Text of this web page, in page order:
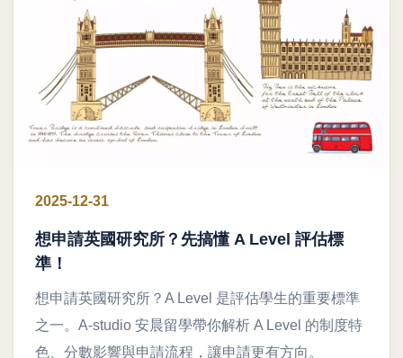
2025-12-31
想申請英國研究所？先搞懂 A Level 評估標
準！
想申請英國研究所？A Level 是評估學生的重要標準
之一。A-studio 安晨留學帶你解析 A Level 的制度特
色、分數影響與申請流程，讓申請更有方向。